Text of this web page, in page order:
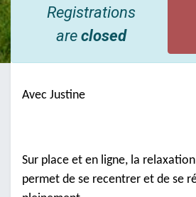
Registrations
areclosed
Avec Justine
Sur place et en ligne, la
permet de se recentrer et de se